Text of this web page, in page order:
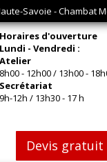
Savoie - Chambat
Horaires d'ouverture
Lundi - Vendredi :
Atelier
8h00 - 12h00 / 13h00 -
Secrétariat
9h-12h / 13h30 - 17 h
Devis gratuit